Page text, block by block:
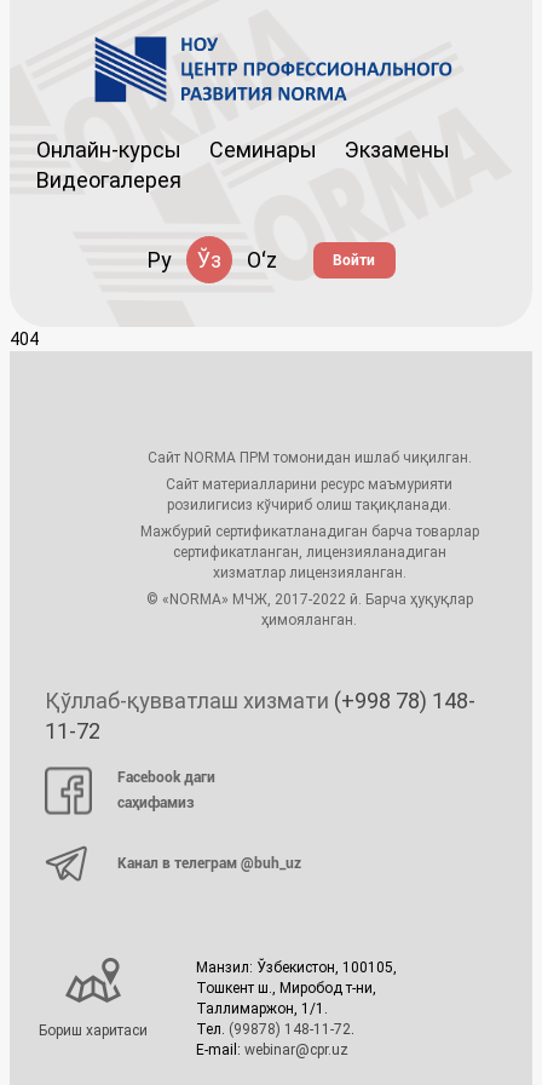
Онлайн-курсы Семинары
Экзамены
Видеогалерея
Ру Ўз Oʻz Войти
404
Сайт NORMA ПРМ томонидан ишлаб чиқилган.
Сайт материалларини ресурс маъмурияти
розилигисиз кўчириб олиш тақиқланади.
Мажбурий сертификатланадиган барча товарлар
сертификатланган, лицензияланадиган
хизматлар лицензияланган.
© «NORMA» МЧЖ, 2017-2022 й. Барча ҳуқуқлар
ҳимояланган.
Қўллаб-қувватлаш хизмати (+998 78) 148-
11-72
Facebook даги
саҳифамиз
Канал в телеграм @buh_uz
Бориш харитаси
Манзил: Ўзбекистон, 100105,
Тошкент ш., Миробод т-ни,
Таллимаржон, 1/1.
Тел. (99878) 148-11-72
E-mail: webinar@cpr.uz